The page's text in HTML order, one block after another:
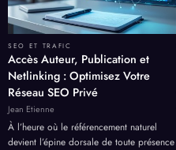
SEO ET TRAFIC
Accès Auteur, Publication et
Netlinking : Optimisez Votre
Réseau SEO Privé
Jean Etienne
À l’heure où le référencement naturel
devient l’épine dorsale de toute présence